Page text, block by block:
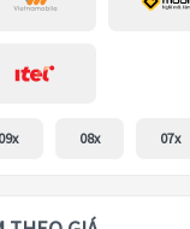
09x 08x 07x